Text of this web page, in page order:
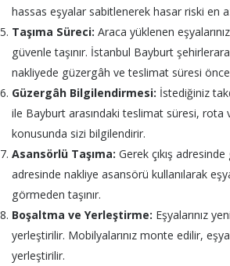
hassas eşyalar sabitlenerek hasar riski en
Taşıma Süreci: Araca yüklenen
güvenle taşınır. İstanbul Bayburt
nakliyede güzergâh ve teslimat süresi
Güzergâh Bilgilendirmesi: İstediğiniz
ile Bayburt arasındaki teslimat süresi, rota
konusunda sizi bilgilendirir.
Asansörlü Taşıma: Gerek çıkış
adresinde nakliye asansörü kullanılarak
görmeden taşınır.
Boşaltma ve Yerleştirme: Eşyalarınız
yerleştirilir. Mobilyalarınız monte edilir,
yerleştirilir.